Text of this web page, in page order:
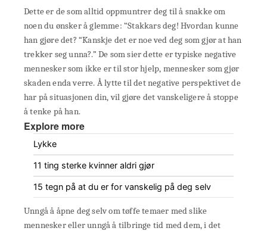
Dette er de som alltid oppmuntrer deg til å snakke om
noen du ønsker å glemme: “Stakkars deg! Hvordan kunne
han gjøre det? “Kanskje det er noe ved deg som gjør at han
trekker seg unna?.” De som sier dette er typiske negative
mennesker som ikke er til stor hjelp, mennesker som gjør
skaden enda verre. Å lytte til det negative perspektivet de
har på situasjonen din, vil gjøre det vanskeligere å stoppe
å tenke på han.
Explore more
Lykke
11 ting sterke kvinner aldri gjør
15 tegn på at du er for vanskelig på deg selv
Unngå å åpne deg selv om tøffe temaer med slike
mennesker eller unngå å tilbringe tid med dem, i det